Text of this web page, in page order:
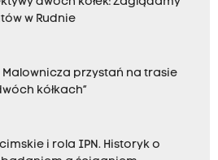
w Rudnie
Malownicza przystań na trasie
kółkach”
i rola IPN. Historyk o